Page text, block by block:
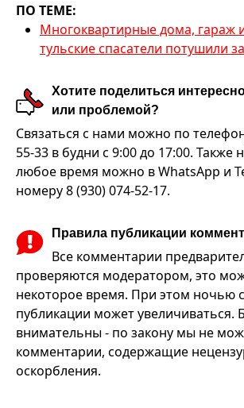
ПО ТЕМЕ:
Многоквартирные дома, гараж
тульские спасатели потушили
Хотите поделиться
или проблемой?
Связаться с нами можно по
55-33 в будни с 9:00 до 17:00. Также
любое время можно в WhatsApp и
номеру 8 (930) 074-52-17.
Правила публикации
Все комментарии
проверяются модератором, это
некоторое время. При этом ночью
публикации может увеличиваться.
внимательны - по закону мы не
комментарии, содержащие
оскорбления.